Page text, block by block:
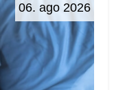
06. ago 2026